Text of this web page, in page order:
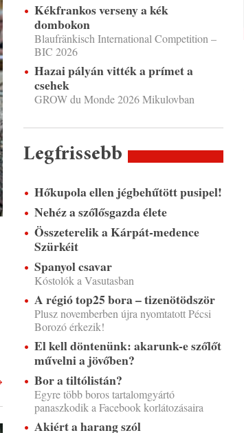
Kékfrankos verseny a kék
dombokon
Blaufränkisch International Competition –
BIC 2026
Hazai pályán vitték a prímet a
csehek
GROW du Monde 2026 Mikulovban
Legfrissebb
Hőkupola ellen jégbehűtött pusipel!
Nehéz a szőlősgazda élete
Összeterelik a Kárpát-medence
Szürkéit
Spanyol csavar
Kóstolók a Vasutasban
A régió top25 bora – tizenötödször
Plusz novemberben újra nyomtatott Pécsi
Borozó érkezik!
El kell döntenünk: akarunk-e szőlőt
művelni a jövőben?
Bor a tiltólistán?
Egyre több boros tartalomgyártó
panaszkodik a Facebook korlátozásaira
Akiért a harang szól